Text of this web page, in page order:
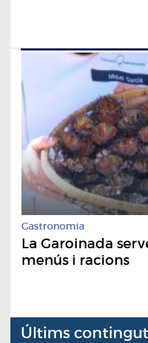
Gastronomia
La Garoinada
menús i racions
Últims